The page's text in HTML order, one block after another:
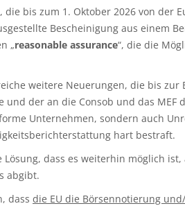
bis zum 1. Oktober 2026 von der
Bescheinigung aus einem
„reasonable assurance“, die die
weitere Neuerungen, die bis
der an die Consob und das
Unternehmen, sondern auch
hart bestraft.
dass es weiterhin möglich
abgibt.
dass die EU die Börsennotierung